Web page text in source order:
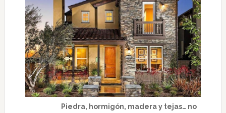
Piedra, hormigón, madera y tejas… no